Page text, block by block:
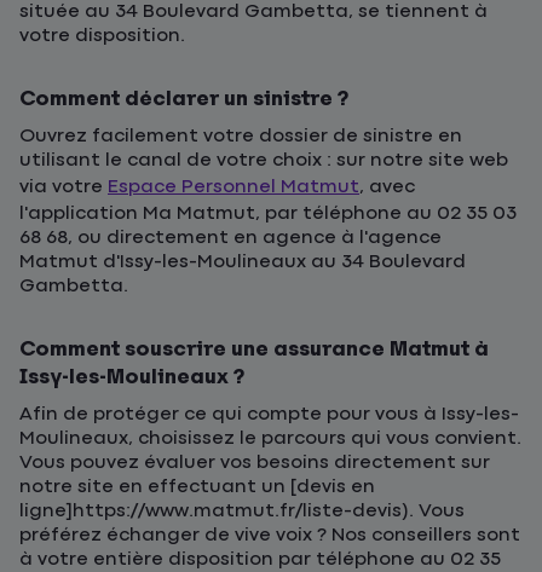
située au 34 Boulevard Gambetta, se tiennent à
votre disposition.
Comment déclarer un sinistre ?
Ouvrez facilement votre dossier de sinistre en
utilisant le canal de votre choix : sur notre site web
via votre Espace Personnel Matmut, avec
l'application Ma Matmut, par téléphone au 02 35 03
68 68, ou directement en agence à l'agence
Matmut d'Issy-les-Moulineaux au 34 Boulevard
Gambetta.
Comment souscrire une assurance Matmut à
Issy-les-Moulineaux ?
Afin de protéger ce qui compte pour vous à Issy-les-
Moulineaux, choisissez le parcours qui vous convient.
Vous pouvez évaluer vos besoins directement sur
notre site en effectuant un [devis en
ligne]https://www.matmut.fr/liste-devis). Vous
préférez échanger de vive voix ? Nos conseillers sont
à votre entière disposition par téléphone au 02 35